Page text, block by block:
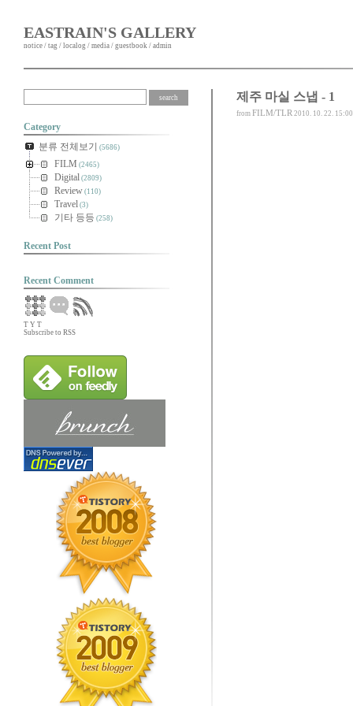
EASTRAIN'S GALLERY
notice / tag / localog / media / guestbook / admin
Category
분류 전체보기 (5686)
FILM (2465)
Digital (2809)
Review (110)
Travel (3)
기타 등등 (258)
Recent Post
Recent Comment
T Y T
Subscribe to RSS
제주 마실 스냅 - 1
from FILM/TLR 2010. 10. 22. 15:00